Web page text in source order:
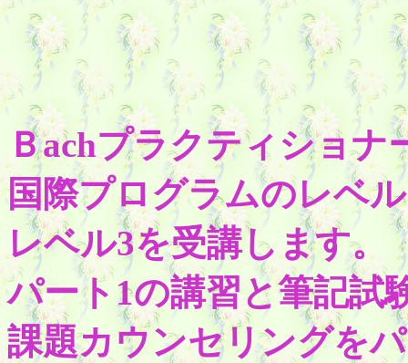
Ｂachプラクティショナ
国際プログラムのレベ
レベル3を受講します。
パート1の講習と筆記試
課題カウンセリングを